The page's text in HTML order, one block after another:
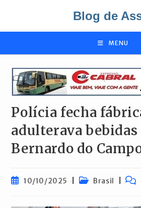
o
Blog de
MENU
Polícia fecha
adulterava bebidas
Bernardo do
Post10/10/2025
Categoria
Brasil